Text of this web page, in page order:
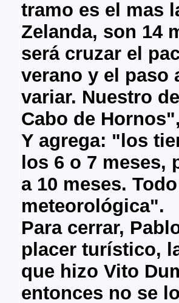
tramo es el mas
Zelanda, son 14
será cruzar el
verano y el paso
variar. Nuestro
Cabo de
Y agrega: "los
los 6 o 7 meses,
a 10 meses.
meteorológica".
Para cerrar,
placer turístico,
que hizo Vito
entonces no se